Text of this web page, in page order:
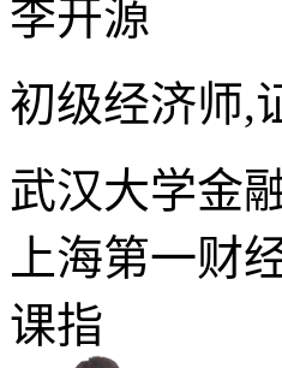
李开源
初级经济师,
武汉大学金
上海第一财
课指